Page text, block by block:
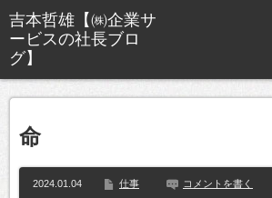
命
2024.01.04 仕事 コメントを書く